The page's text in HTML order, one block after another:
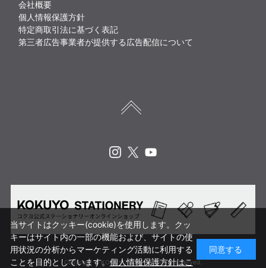
会社概要
個人情報保護方針
特定商取引法に基づく表記
第三者広告事業者が提供する広告配信について
Copyright © KOKUYO CORP. All rights reserved.
当サイトはクッキー(cookie)を使用します。クッ
キーはサイト内の一部の機能および、サイトの使
用状況の分析からマーケティング活動に利用する
ことを目的としています。個人情報保護方針はこ
同意する